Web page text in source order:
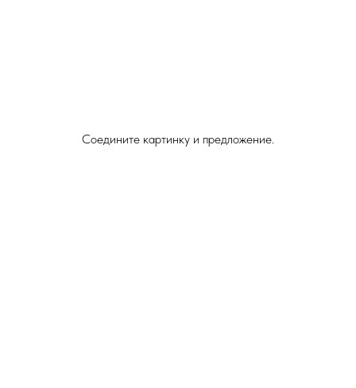
Соедините картинку и предложение.